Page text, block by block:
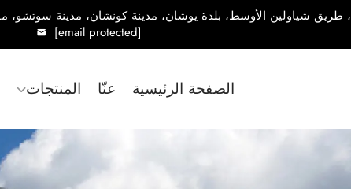
[email protected]
الصفحة الرئيسية عنّا المنتجات